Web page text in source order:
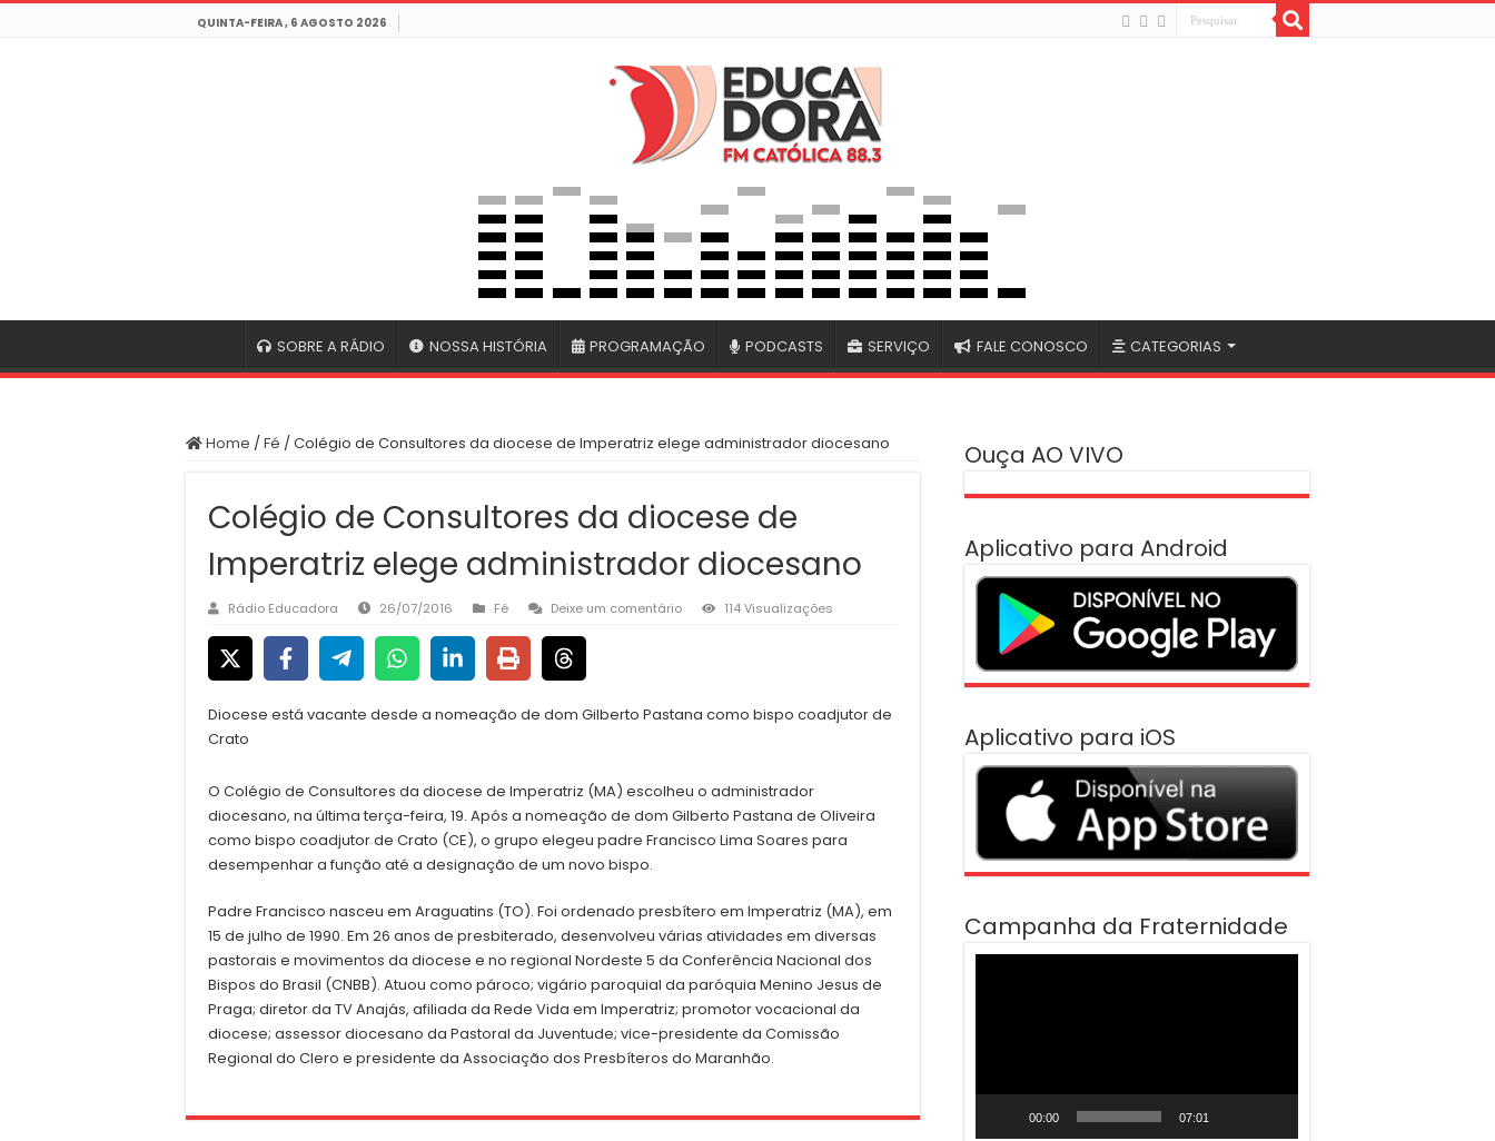
QUINTA-FEIRA , 6 AGOSTO 2026
SOBRE A RÁDIO NOSSA HISTÓRIA PROGRAMAÇÃO PODCASTS SERVIÇO FALE CONOSCO CATEGORIAS
Home /Fé /Colégio de Consultores da diocese de Imperatriz elege administrador diocesano
Colégio de Consultores da diocese de
Imperatriz elege administrador diocesano
Rádio Educadora 26/07/2016 Fé Deixe um comentário 114 Visualizações
Diocese está vacante desde a nomeação de dom Gilberto Pastana como bispo coadjutor de
Crato
O Colégio de Consultores da diocese de Imperatriz (MA) escolheu o administrador
diocesano, na última terça-feira, 19. Após a nomeação de dom Gilberto Pastana de Oliveira
como bispo coadjutor de Crato (CE), o grupo elegeu padre Francisco Lima Soares para
desempenhar a função até a designação de um novo bispo.
Padre Francisco nasceu em Araguatins (TO). Foi ordenado presbítero em Imperatriz (MA), em
15 de julho de 1990. Em 26 anos de presbiterado, desenvolveu várias atividades em diversas
pastorais e movimentos da diocese e no regional Nordeste 5 da Conferência Nacional dos
Bispos do Brasil (CNBB). Atuou como pároco; vigário paroquial da paróquia Menino Jesus de
Praga; diretor da TV Anajás, afiliada da Rede Vida em Imperatriz; promotor vocacional da
diocese; assessor diocesano da Pastoral da Juventude; vice-presidente da Comissão
Regional do Clero e presidente da Associação dos Presbíteros do Maranhão.
Ouça AO VIVO
Aplicativo para Android
Aplicativo para iOS
Campanha da Fraternidade
00:00 07:01